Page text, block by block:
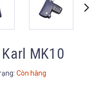
MK10
Còn hàng